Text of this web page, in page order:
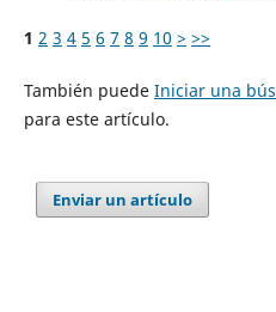
1 2 3 4 5 6 7 8 9 10 > >>
También puede Iniciar una
para este artículo.
Enviar un artículo